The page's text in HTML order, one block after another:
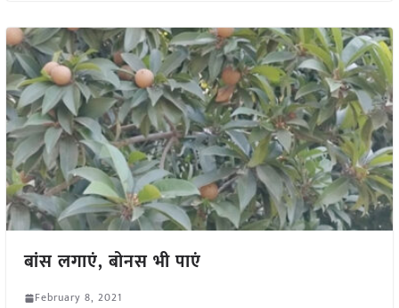
बांस लगाएं, बोनस भी पाएं
February 8, 2021